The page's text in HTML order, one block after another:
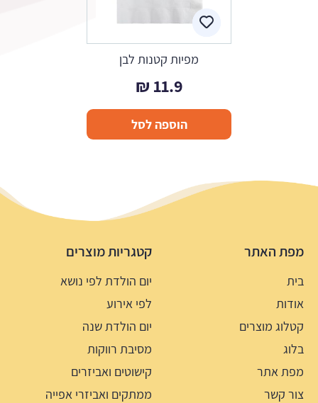
מפיות קטנות לבן
11.9
₪
הוספה לסל
מפת האתר
בית
אודות
קטלוג מוצרים
בלוג
מפת אתר
צור קשר
קטגריות מוצרים
יום הולדת לפי נושא
לפי אירוע
יום הולדת שנה
מסיבת רווקות
קישוטים ואביזרים
ממתקים ואביזרי אפייה